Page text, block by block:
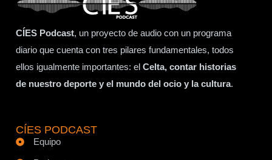
CÍES Podcast, un proyecto de audio con un programa
diario que cuenta con tres pilares fundamentales, todos
ellos igualmente importantes: el Celta, contar historias
de nuestro deporte y el mundo del ocio y la cultura.
CÍES PODCAST
Equipo